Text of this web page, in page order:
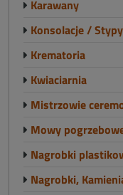
Karawany
Konsolacje / Stypy
Krematoria
Kwiaciarnia
Mistrzowie
Mowy
Nagrobki
Nagrobki,